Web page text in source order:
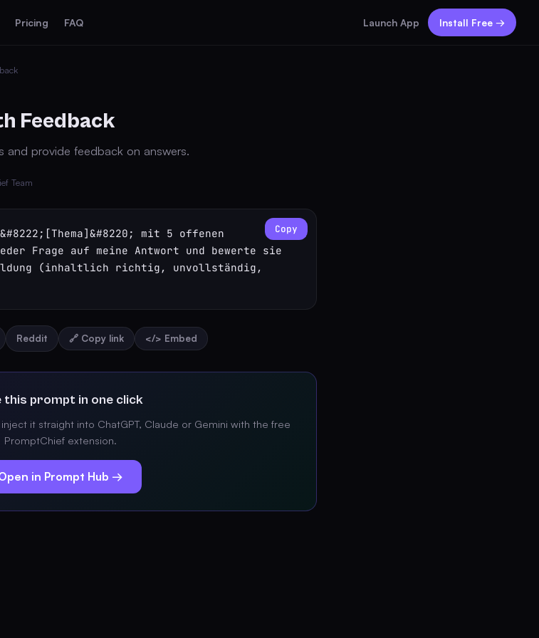
Pricing FAQ Launch App Install Free →
Feedback
and provide feedback on answers.
Team
mit 5 offenen
Frage auf meine Antwort und bewerte sie
(inhaltlich richtig, unvollständig,
Copy
Reddit 🔗 Copy link </> Embed
this prompt in one click
it straight into ChatGPT, Claude or Gemini with the free
PromptChief extension.
in Prompt Hub →